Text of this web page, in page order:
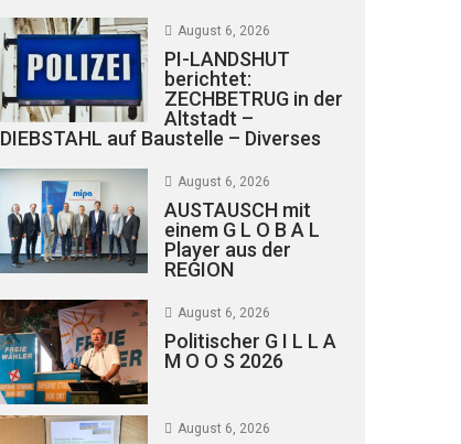
August 6, 2026
PI-LANDSHUT
berichtet:
ZECHBETRUG in der
Altstadt –
DIEBSTAHL auf Baustelle – Diverses
August 6, 2026
AUSTAUSCH mit
einem G L O B A L
Player aus der
REGION
August 6, 2026
Politischer G I L L A
M O O S 2026
August 6, 2026